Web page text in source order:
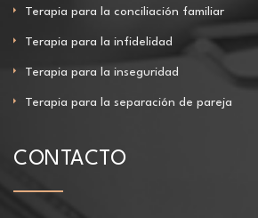
Terapia para la conciliación familiar
Terapia para la infidelidad
Terapia para la inseguridad
Terapia para la separación de pareja
CONTACTO